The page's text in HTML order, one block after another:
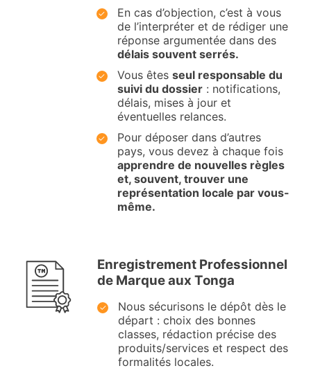
En cas d’objection, c’est à vous
de l’interpréter et de rédiger une
réponse argumentée dans des
délais souvent serrés.
Vous êtes seul responsable du
suivi du dossier : notifications,
délais, mises à jour et
éventuelles relances.
Pour déposer dans d’autres
pays, vous devez à chaque fois
apprendre de nouvelles règles
et, souvent, trouver une
représentation locale par vous-
même.
Enregistrement Professionnel
de Marque aux Tonga
Nous sécurisons le dépôt dès le
départ : choix des bonnes
classes, rédaction précise des
produits/services et respect des
formalités locales.